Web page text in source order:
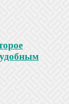
удобным